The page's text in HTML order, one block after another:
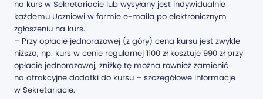
na kurs w Sekretariacie lub wysyłany jest indywidualnie
każdemu Uczniowi w formie e-maila po elektronicznym
zgłoszeniu na kurs.
– Przy opłacie jednorazowej (z góry) cena kursu jest zwykle
niższa, np. kurs w cenie regularnej 1100 zł kosztuje 990 zł przy
opłacie jednorazowej, zniżkę tę można rownież zamienić
na atrakcyjne dodatki do kursu – szczegółowe informacje
w Sekretariacie.